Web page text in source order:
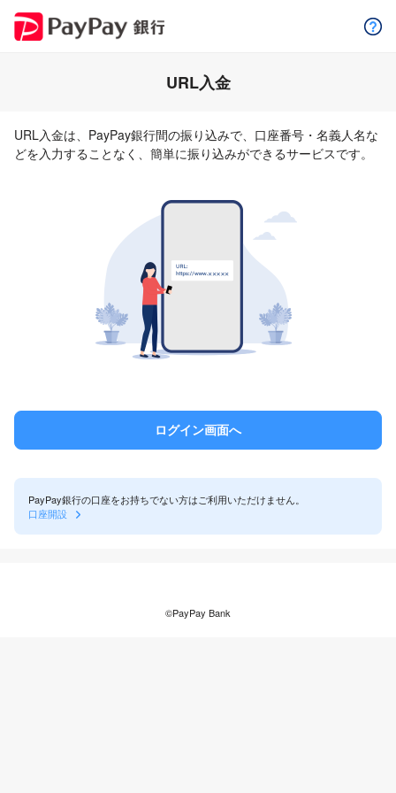
URL入金
URL入金は、PayPay銀行間の振り込みで、口座番号・名義人名な
どを入力することなく、簡単に振り込みができるサービスです。
PayPay銀行の口座をお持ちでない方はご利用いただけません。
口座開設
©PayPay Bank